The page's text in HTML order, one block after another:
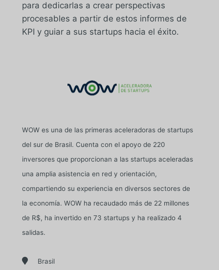
para dedicarlas a crear perspectivas
procesables a partir de estos informes de
KPI y guiar a sus startups hacia el éxito.
WOW es una de las primeras aceleradoras de startups
del sur de Brasil. Cuenta con el apoyo de 220
inversores que proporcionan a las startups aceleradas
una amplia asistencia en red y orientación,
compartiendo su experiencia en diversos sectores de
la economía. WOW ha recaudado más de 22 millones
de R$, ha invertido en 73 startups y ha realizado 4
salidas.
 Brasil